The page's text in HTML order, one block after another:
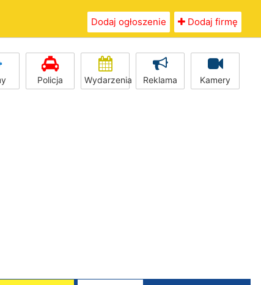
Dodaj ogłoszenie Dodaj firmę
Policja Wydarzenia Reklama Kamery